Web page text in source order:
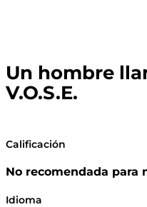
Un hombre
V.O.S.E.
Calificación
No recomendada para
Idioma